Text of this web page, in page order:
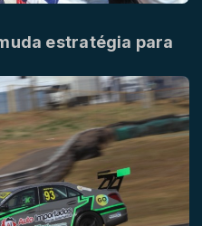
estratégia para